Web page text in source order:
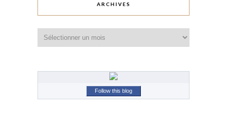
ARCHIVES
Follow this blog